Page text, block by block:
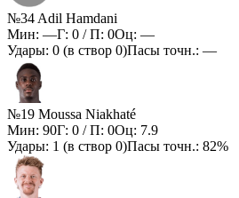
№34 Adil Hamdani
Мин: —Г: 0 / П: 0Оц: —
Удары: 0 (в створ 0)Пасы точн.: —
№19 Moussa Niakhaté
Мин: 90Г: 0 / П: 0Оц: 7.9
Удары: 1 (в створ 0)Пасы точн.: 82%